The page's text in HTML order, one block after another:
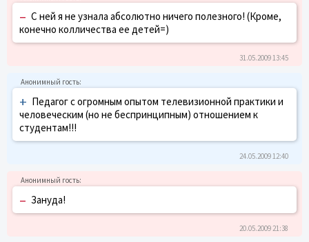
– С ней я не узнала абсолютно ничего полезного! (Кроме,
конечно колличества ее детей=)
31.05.2009 13:45
+ Педагог с огромным опытом телевизионной практики и
человеческим (но не беспринципным) отношением к
студентам!!!
24.05.2009 12:40
– Зануда!
20.05.2009 21:38